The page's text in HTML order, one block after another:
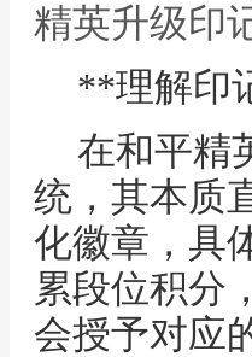
精英升级印
**理解印
在和平精
统，其本质
化徽章，具
累段位积分
会授予对应